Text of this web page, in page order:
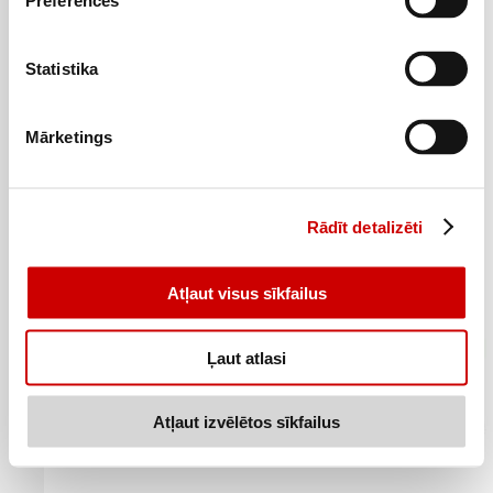
Statistika
Mārketings
Rādīt detalizēti
Atļaut visus sīkfailus
Ļaut atlasi
Atļaut izvēlētos sīkfailus
Proteīna batoniņš GO ON ar zemeņu Panna Cotta 33% 50g
37,8€/kg